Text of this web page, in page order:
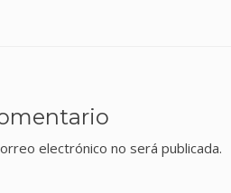
electrónico no será publicada.